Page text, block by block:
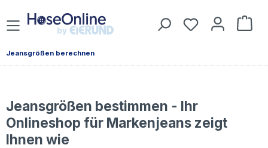
Zum Hauptinhalt springen Du hast 0
Jeansgrößen berechnen
Jeansgrößen bestimmen - Ihr
Onlineshop für Markenjeans zeigt
Ihnen wie